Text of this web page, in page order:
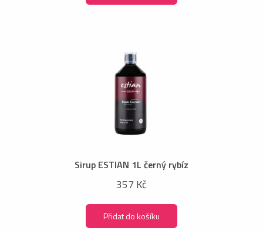
Sirup ESTIAN 1L černý rybíz
357 Kč
Přidat do košíku